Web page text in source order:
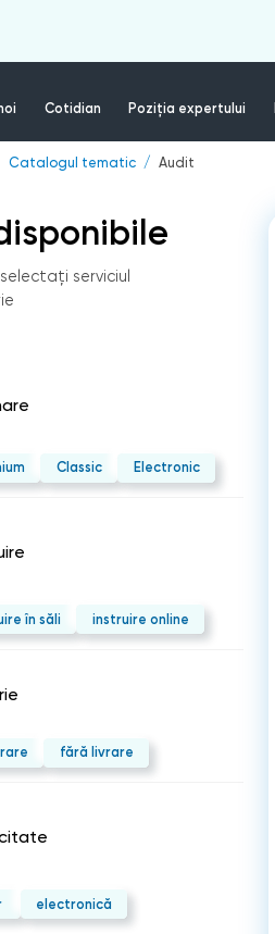
Cotidian Poziția expertului
Catalogul tematic Audit
serviciul
Classic Electronic
în săli instruire online
fără livrare
electronică